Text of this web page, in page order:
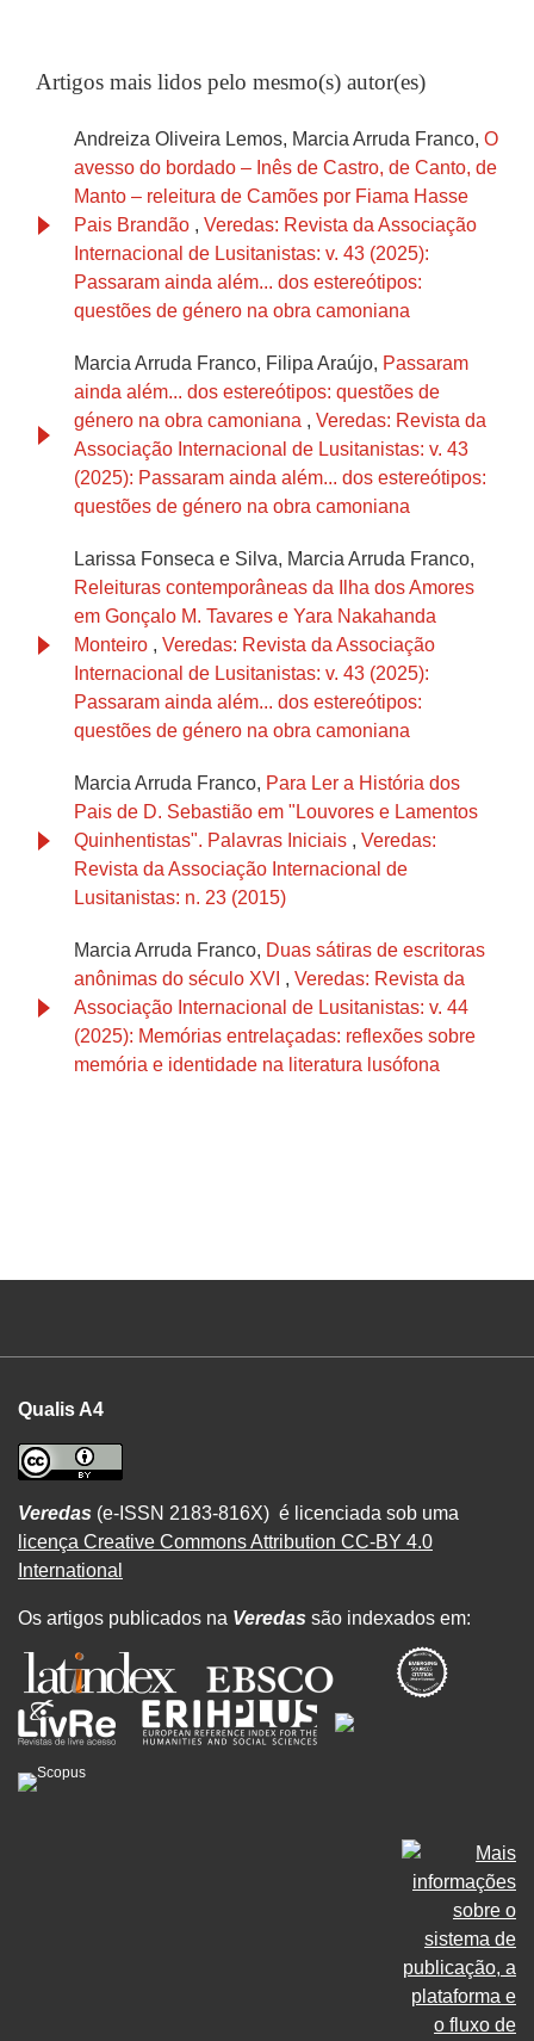
Artigos mais lidos pelo mesmo(s) autor(es)
Andreiza Oliveira Lemos, Marcia Arruda Franco, O
avesso do bordado – Inês de Castro, de Canto, de
Manto – releitura de Camões por Fiama Hasse
Pais Brandão , Veredas: Revista da Associação
Internacional de Lusitanistas: v. 43 (2025):
Passaram ainda além... dos estereótipos:
questões de género na obra camoniana
Marcia Arruda Franco, Filipa Araújo, Passaram
ainda além... dos estereótipos: questões de
género na obra camoniana , Veredas: Revista da
Associação Internacional de Lusitanistas: v. 43
(2025): Passaram ainda além... dos estereótipos:
questões de género na obra camoniana
Larissa Fonseca e Silva, Marcia Arruda Franco,
Releituras contemporâneas da Ilha dos Amores
em Gonçalo M. Tavares e Yara Nakahanda
Monteiro , Veredas: Revista da Associação
Internacional de Lusitanistas: v. 43 (2025):
Passaram ainda além... dos estereótipos:
questões de género na obra camoniana
Marcia Arruda Franco, Para Ler a História dos
Pais de D. Sebastião em "Louvores e Lamentos
Quinhentistas". Palavras Iniciais , Veredas:
Revista da Associação Internacional de
Lusitanistas: n. 23 (2015)
Marcia Arruda Franco, Duas sátiras de escritoras
anônimas do século XVI , Veredas: Revista da
Associação Internacional de Lusitanistas: v. 44
(2025): Memórias entrelaçadas: reflexões sobre
memória e identidade na literatura lusófona
Qualis A4
Veredas (e-ISSN 2183-816X) é licenciada sob uma
licença Creative Commons Attribution CC-BY 4.0
International
Os artigos publicados na Veredas são indexados em: